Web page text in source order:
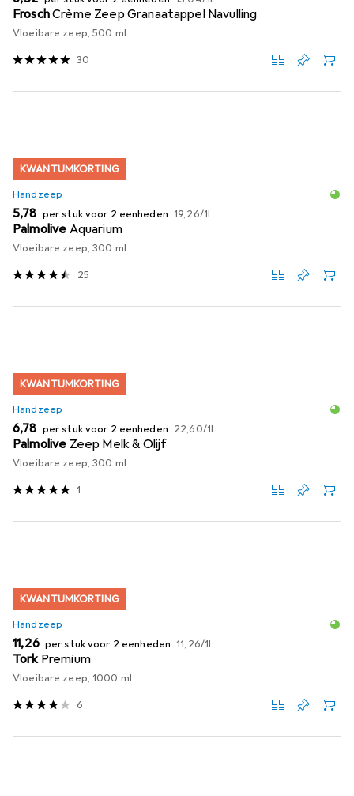
FroschCrème Zeep Granaatappel Navulling
Vloeibare zeep, 500 ml
30
KWANTUMKORTING
Handzeep
EUR
5,78 per stuk voor 2 eenheden EUR
19,26/1l
Palmolive Aquarium
Vloeibare zeep, 300 ml
25
KWANTUMKORTING
Handzeep
EUR
6,78 per stuk voor 2 eenheden EUR
22,60/1l
Palmolive Zeep Melk & Olijf
Vloeibare zeep, 300 ml
1
KWANTUMKORTING
Handzeep
EUR
11,26 per stuk voor 2 eenheden EUR
11,26/1l
Tork Premium
Vloeibare zeep, 1000 ml
6